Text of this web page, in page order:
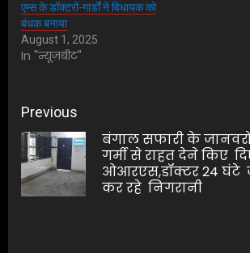
एम्स के डॉक्टरों-गार्डों ने विधायक को
बंधक बनाया
August 1, 2025
In "न्यूज़बीट"
Post
navigation
Previous
बंगाल सफारी के
गर्मी से राहत देने किए
ओआरएस,डॉक्टर 24 घंटे
कर रहे निगरानी